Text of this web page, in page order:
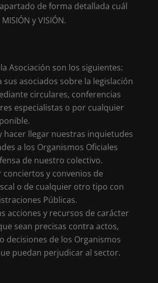
de forma detallada cuál
y VISIÓN.
Asociación son los siguientes:
sus asociados sobre la legislación
circulares, conferencias
especialistas o por cualquier
hacer llegar nuestras inquietudes
a los Organismos Oficiales
de nuestro colectivo.
conciertos y convenios de
o de cualquier otro tipo con
Públicas.
acciones y recursos de carácter
sean precisas contra actos,
decisiones de los Organismos
puedan perjudicar al sector.